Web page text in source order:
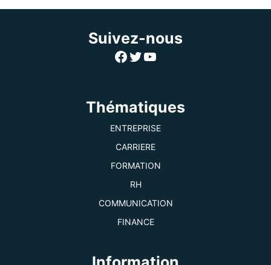
Suivez-nous
Facebook
Twitter
YouTube
Thématiques
ENTREPRISE
CARRIERE
FORMATION
RH
COMMUNICATION
FINANCE